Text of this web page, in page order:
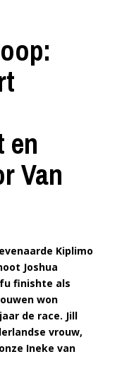
en
Van
Kiplimo
Joshua
finishte als
won
de race. Jill
vrouw,
Ineke van